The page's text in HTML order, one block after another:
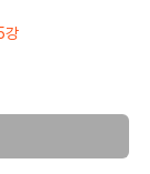
강